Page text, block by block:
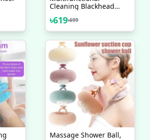
Cleaning Blackhead
Remover
৳619৳699
Massage Shower Ball,